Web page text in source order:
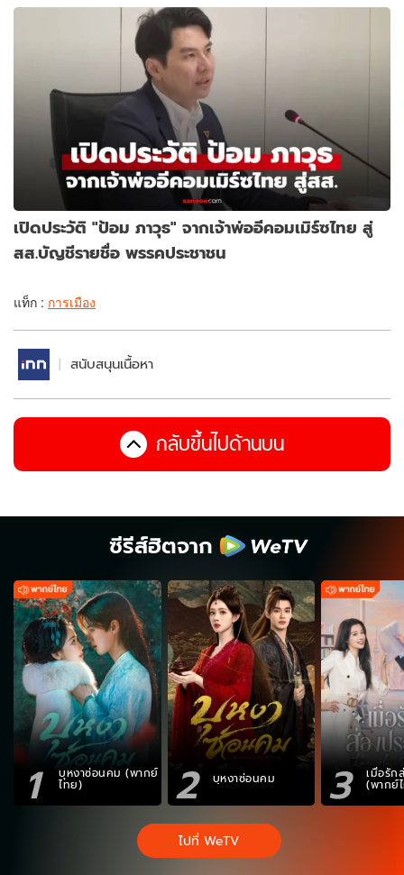
เปิดประวัติ "ป้อม ภาวุธ" จากเจ้าพ่ออีคอมเมิร์ซไทย สู่
สส.บัญชีรายชื่อ พรรคประชาชน
แท็ก : การเมือง
สนับสนุนเนื้อหา
กลับขึ้นไปด้านบน
ซีรีส์ฮิตจาก
1 บุหงาซ่อนคม (พากย์
ไทย) 2 บุหงาซ่อนคม 3 เมื่อรัก
(พากย์
ไปที่ WeTV